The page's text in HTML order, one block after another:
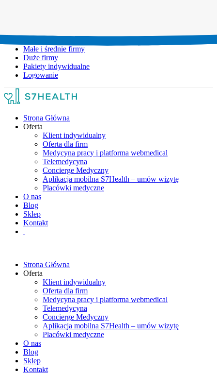
Małe i średnie firmy
Duże firmy
Pakiety indywidualne
Logowanie
Strona Główna
Oferta
Klient indywidualny
Oferta dla firm
Medycyna pracy i platforma webmedical
Telemedycyna
Concierge Medyczny
Aplikacja mobilna S7Health – umów wizytę
Placówki medyczne
O nas
Blog
Sklep
Kontakt
Strona Główna
Oferta
Klient indywidualny
Oferta dla firm
Medycyna pracy i platforma webmedical
Telemedycyna
Concierge Medyczny
Aplikacja mobilna S7Health – umów wizytę
Placówki medyczne
O nas
Blog
Sklep
Kontakt